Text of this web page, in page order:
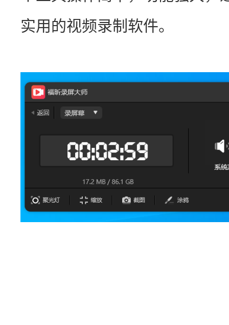
实用的视频录制软件。